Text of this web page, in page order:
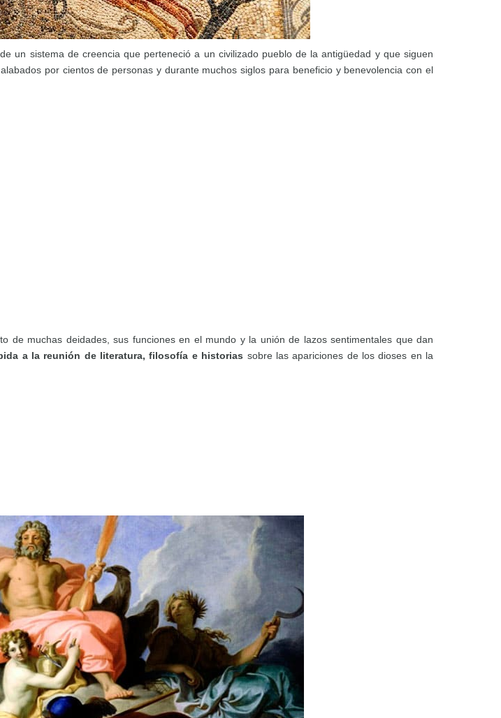
un sistema de creencia que perteneció a un civilizado pueblo de la antigüedad y que siguen
por cientos de personas y durante muchos siglos para beneficio y benevolencia con el
de muchas deidades, sus funciones en el mundo y la unión de lazos sentimentales que dan
a la reunión de literatura, filosofía e historias sobre las apariciones de los dioses en la